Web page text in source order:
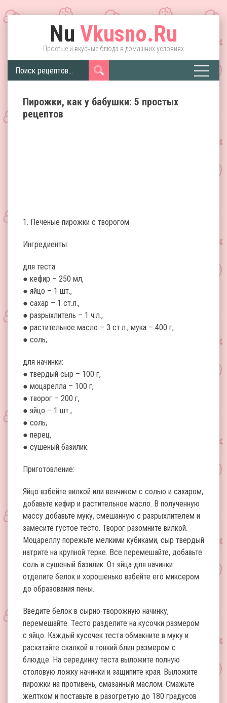
Nu Vkusno.Ru
Простые и вкусные блюда в домашних условиях
Пирожки, как у бабушки: 5 простых
рецептов
1. Печеные пирожки с творогом
Ингредиенты:
для теста:
● кефир – 250 мл,
● яйцо – 1 шт.,
● сахар – 1 ст.л.,
● разрыхлитель – 1 ч.л.,
● растительное масло – 3 ст.л., мука – 400 г,
● соль;
для начинки:
● твердый сыр – 100 г,
● моцарелла – 100 г,
● творог – 200 г,
● яйцо – 1 шт.,
● соль,
● перец,
● сушеный базилик.
Приготовление:
Яйцо взбейте вилкой или венчиком с солью и сахаром,
добавьте кефир и растительное масло. В полученную
массу добавьте муку, смешанную с разрыхлителем и
замесите густое тесто. Творог разомните вилкой.
Моцареллу порежьте мелкими кубиками, сыр твердый
натрите на крупной терке. Все перемешайте, добавьте
соль и сушеный базилик. От яйца для начинки
отделите белок и хорошенько взбейте его миксером
до образования пены.
Введите белок в сырно-творожную начинку,
перемешайте. Тесто разделите на кусочки размером
с яйцо. Каждый кусочек теста обмакните в муку и
раскатайте скалкой в тонкий блин размером с
блюдце. На серединку теста выложите полную
столовую ложку начинки и защипите края. Выложите
пирожки на противень, смазанный маслом. Смажьте
желтком и поставьте в разогретую до 180 градусов